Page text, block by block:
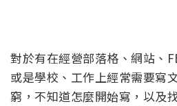
對於有在經營部落格、網站、
或是學校、工作上經常需要寫
窮，不知道怎麼開始寫，以及